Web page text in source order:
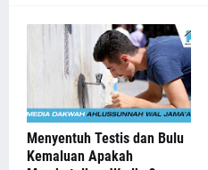
Menyentuh Testis dan Bulu
Kemaluan Apakah